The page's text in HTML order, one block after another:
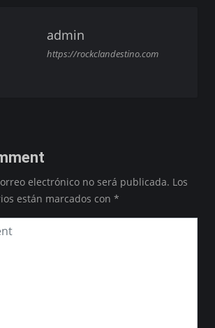
admin
https://rockclandestino.com
electrónico no será publicada. Los
están marcados con *